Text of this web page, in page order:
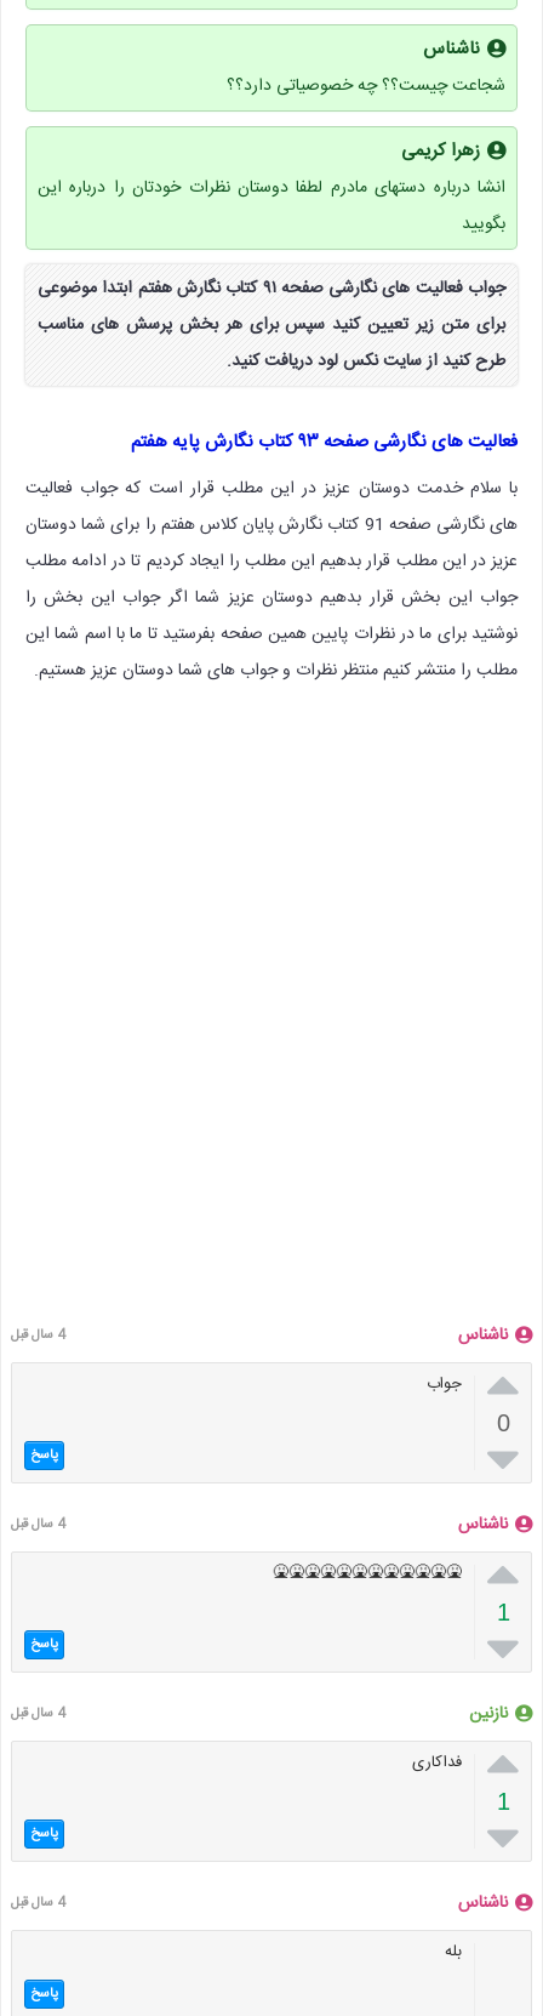
ناشناس
شجاعت چیست؟؟ چه خصوصیاتی دارد؟؟
زهرا کریمی
انشا درباره دستهای مادرم لطفا دوستان نظرات خودتان را درباره این
بگویید
جواب فعالیت های نگارشی صفحه ۹۱ کتاب نگارش هفتم ابتدا موضوعی
برای متن زیر تعیین کنید سپس برای هر بخش پرسش های مناسب
طرح کنید از سایت نکس لود دریافت کنید.
فعالیت های نگارشی صفحه ۹۳ کتاب نگارش پایه هفتم
با سلام خدمت دوستان عزیز در این مطلب قرار است که جواب فعالیت
های نگارشی صفحه 91 کتاب نگارش پایان کلاس هفتم را برای شما دوستان
عزیز در این مطلب قرار بدهیم این مطلب را ایجاد کردیم تا در ادامه مطلب
جواب این بخش قرار بدهیم دوستان عزیز شما اگر جواب این بخش را
نوشتید برای ما در نظرات پایین همین صفحه بفرستید تا ما با اسم شما این
مطلب را منتشر کنیم منتظر نظرات و جواب های شما دوستان عزیز هستیم.
ناشناس 4 سال قبل

0

جواب
پاسخ
ناشناس 4 سال قبل

1

🤮🤮🤮🤮🤮🤮🤮🤮🤮🤮🤮🤮
پاسخ
نازنین 4 سال قبل

1

فداکاری
پاسخ
ناشناس 4 سال قبل
بله
پاسخ